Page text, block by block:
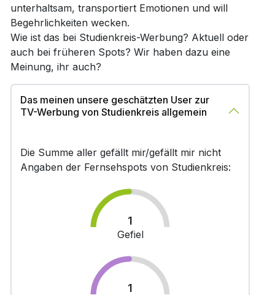
unterhaltsam, transportiert Emotionen und will
Begehrlichkeiten wecken.
Wie ist das bei Studienkreis-Werbung? Aktuell oder
auch bei früheren Spots? Wir haben dazu eine
Meinung, ihr auch?
Das meinen unsere geschätzten User zur
TV-Werbung von Studienkreis allgemein
Die Summe aller gefällt mir/gefällt mir nicht
Angaben der Fernsehspots von Studienkreis:
1
Gefiel
1